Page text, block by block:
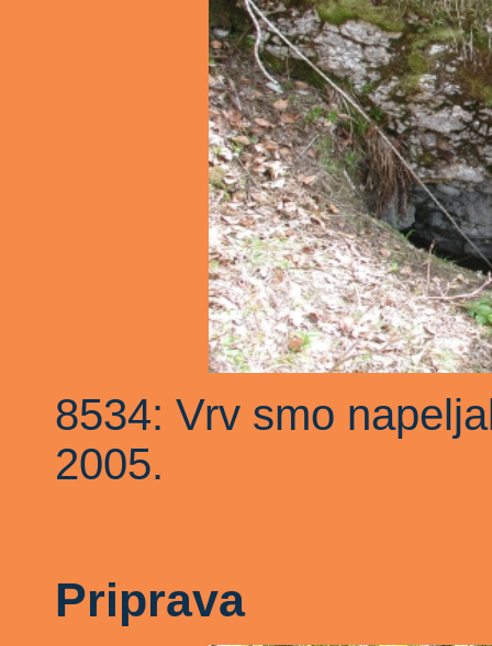
8534: Vrv smo
2005.
Priprava